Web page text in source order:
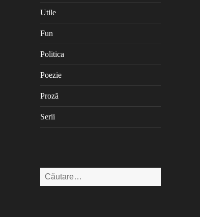
Utile
Fun
Politica
Poezie
Proză
Serii
Caută
după: